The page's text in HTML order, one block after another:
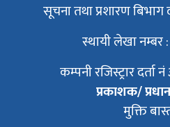
सूचना तथा प्रशारण
स्थायी लेखा नम्बर
कम्पनी रजिस्ट्रार
प्रकाशक/
मुक्ति